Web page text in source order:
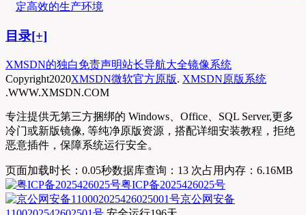
定高效的生产环境
目录[+]
XMSDN的独白免责声明站长导航大全镜像系统
Copyright2020XMSDN微软官方原版. XMSDN原版系统
.WWW.XMSDN.COM
专注提供无第三方捆绑的 Windows、Office、SQL Server,更多
冷门或新版镜像, 等纯净原版资源，搭配详细安装教程，拒绝
恶意插件，保障系统运行安全。
页面加载时长：0.05秒数据库查询：13 次占用内存：6.16MB
粤ICP备2025426025号
京公网安备